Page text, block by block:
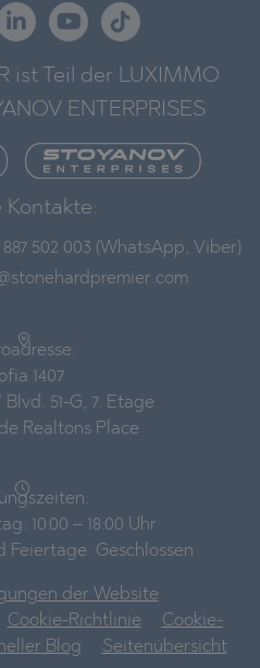
ist Teil der LUXIMMO
ENTERPRISES
Kontakte:
887 502 003 (WhatsApp, Viber)
1407
Blvd. 51-G, 7. Etage
Realtons Place
10:00 – 18:00 Uhr
Feiertage: Geschlossen
der Website
Cookie-Richtlinie
Cookie-
Blog Seitenübersicht